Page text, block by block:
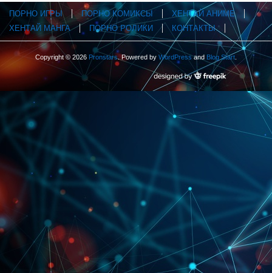
ПОРНО ИГРЫ ПОРНО КОМИКСЫ
ХЕНТАЙ АНИМЕ
ХЕНТАЙ МАНГА
ПОРНО РОЛИКИ КОНТАКТЫ
Copyright © 2026 Pronstars. Powered by WordPressand Blog Start